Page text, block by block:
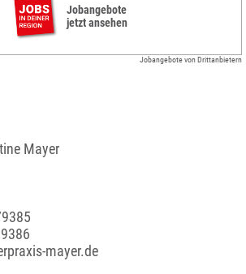
Jobangebote
jetzt ansehen
Jobangebote von Drittanbietern
Mayer
mayer.de